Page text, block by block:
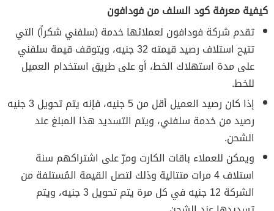
كيفية معرفة كود السلف من فودافون
تقدم شركة فودافون لعملائها خدمة (سلفني شكراً) التي
تتيح استلاف رصيد قيمته 32 جنيه، ويتوقف قيمة سلفني
على مدة استهلاك الخط، أو على طريق استخدام العميل
للخط.
إذا كان رصيد العميل أقل من 5 جنيه، فإنه يتم تحويل 3 جنيه
رصيد من خدمة سلفني، ويتم التسديد هذا المبلغ عند
الشحن.
ويمكن للعملاء باقات الكارت ومرّ على اشتراكهم سنة
استلاف 4 مرات متتالية وذلك لتصل القيمة المُستلفة من
الشركة 12 جنيه في كل مرة يتم تحويل 3 جنيه، ويتم